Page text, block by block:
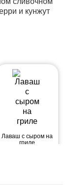
и кунжут
Лаваш с сыром на
гриле